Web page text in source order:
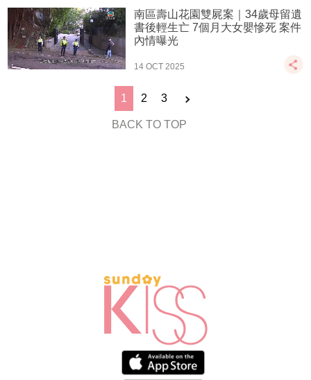
南區壽山花園雙屍案｜34歲母留遺
書後輕生亡 7個月大女嬰慘死 案件
內情曝光
14 OCT 2025
1 2 3
BACK TO TOP